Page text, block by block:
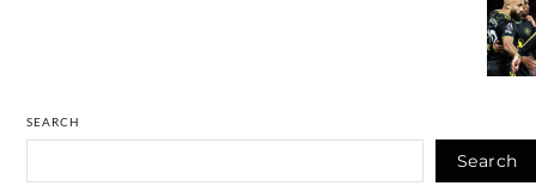
SEARCH
Search